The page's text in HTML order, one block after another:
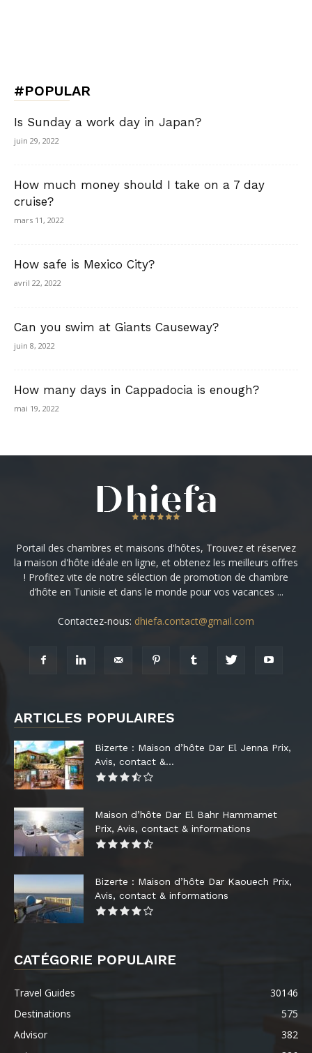
#POPULAR
Is Sunday a work day in Japan?
juin 29, 2022
How much money should I take on a 7 day
cruise?
mars 11, 2022
How safe is Mexico City?
avril 22, 2022
Can you swim at Giants Causeway?
juin 8, 2022
How many days in Cappadocia is enough?
mai 19, 2022
Portail des chambres et maisons d'hôtes, Trouvez et réservez
la maison d'hôte idéale en ligne, et obtenez les meilleurs offres
! Profitez vite de notre sélection de promotion de chambre
d’hôte en Tunisie et dans le monde pour vos vacances ...
Contactez-nous: dhiefa.contact@gmail.com
ARTICLES POPULAIRES
Bizerte : Maison d’hôte Dar El Jenna Prix,
Avis, contact &...
Maison d’hôte Dar El Bahr Hammamet
Prix, Avis, contact & informations
Bizerte : Maison d’hôte Dar Kaouech Prix,
Avis, contact & informations
CATÉGORIE POPULAIRE
Travel Guides
30146
Destinations
575
Advisor
382